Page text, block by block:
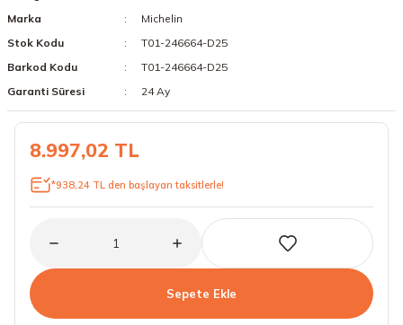
19 Lastikler
20 Lastikler
Marka
Michelin
Stok Kodu
T01-246664-D25
Barkod Kodu
T01-246664-D25
Garanti Süresi
24 Ay
8.997,02 TL
*938,24 TL den başlayan taksitlerle!
Sepete Ekle